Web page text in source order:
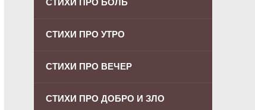
СТИХИ ПРО УТРО
СТИХИ ПРО ВЕЧЕР
СТИХИ ПРО ДОБРО И ЗЛО